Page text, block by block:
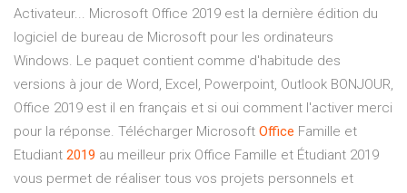
Activateur... Microsoft Office 2019 est la dernière édition du
logiciel de bureau de Microsoft pour les ordinateurs
Windows. Le paquet contient comme d'habitude des
versions à jour de Word, Excel, Powerpoint, Outlook BONJOUR,
Office 2019 est il en français et si oui comment l'activer merci
pour la réponse. Télécharger Microsoft Office Famille et
Etudiant 2019 au meilleur prix Office Famille et Étudiant 2019
vous permet de réaliser tous vos projets personnels et